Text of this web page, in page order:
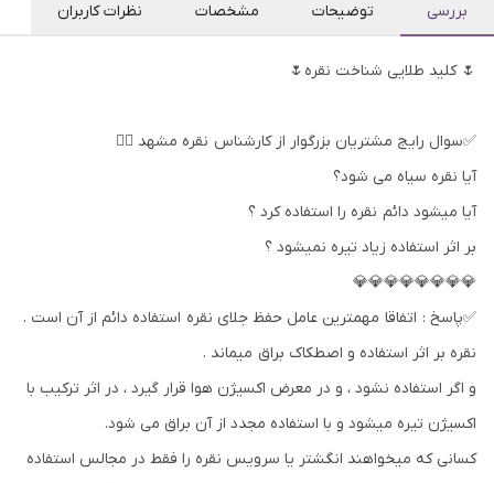
بررسی توضیحات مشخصات نظرات کاربران
🌷 کلید طلایی شناخت نقره🌷
✅سوال رایج مشتریان بزرگوار از کارشناس نقره مشهد 👇🏻
آیا نقره سیاه می شود؟
آیا میشود دائم نقره را استفاده کرد ؟
بر اثر استفاده زیاد تیره نمیشود ؟
💎💎💎💎💎💎💎💎
✅پاسخ : اتفاقا مهمترین عامل حفظ جلای نقره استفاده دائم از آن است .
نقره بر اثر استفاده و اصطکاک براق میماند .
و اگر استفاده نشود ، و در معرض اکسیژن هوا قرار گیرد ، در اثر ترکیب با
اکسیژن تیره میشود و با استفاده مجدد از آن براق می شود.
کسانی که میخواهند انگشتر یا سرویس نقره را فقط در مجالس استفاده